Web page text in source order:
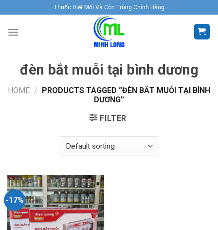
to
content
Thuốc Diệt Mối Và Côn Trùng Chính Hãng
đèn bắt muỗi tại bình dương
HOME /
PRODUCTS TAGGED “ĐÈN BẮT MUỖI TẠI BÌNH
DƯƠNG”
FILTER
-17%